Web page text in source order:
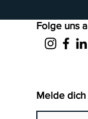
Melde
Folge uns